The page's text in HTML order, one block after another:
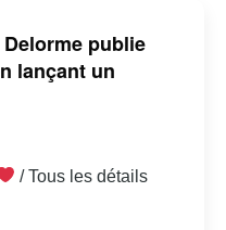
publie
lançant un
/ Tous les détails